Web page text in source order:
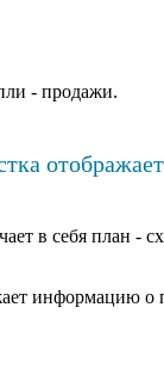
- продажи.
в себя план
информацию